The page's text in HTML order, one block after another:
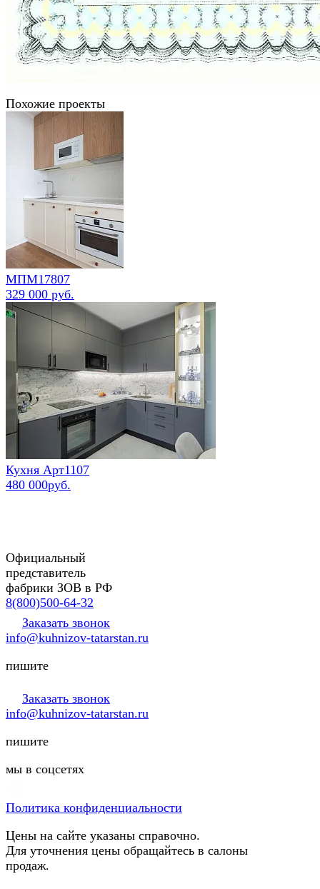
Похожие проекты
МПМ17807
329 000 руб.
Кухня Арт1107
480 000руб.
Официальный
представитель
фабрики ЗОВ в РФ
8(800)500-64-32
Заказать звонок
info@kuhnizov-tatarstan.ru
пишите
Заказать звонок
info@kuhnizov-tatarstan.ru
пишите
мы в соцсетях
Политика конфиденциальности
Цены на сайте указаны справочно.
Для уточнения цены обращайтесь в салоны
продаж.